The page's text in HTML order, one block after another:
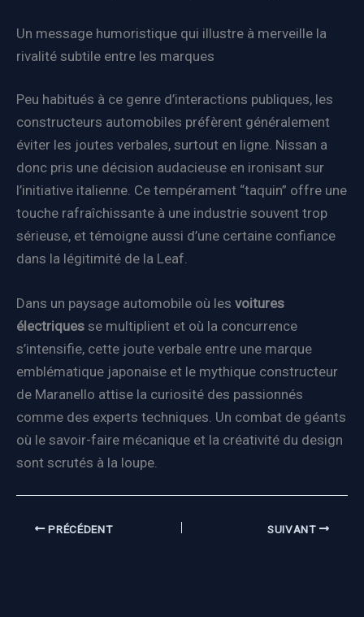
Un message humoristique qui illustre à merveille la
rivalité subtile entre les marques
Peu habitués à ce genre d’interactions publiques, les
constructeurs automobiles préfèrent généralement
éviter les joutes verbales, surtout en ligne. Nissan a
donc pris une décision audacieuse en ironisant sur
l’initiative italienne. Ce tempérament “taquin” offre une
touche rafraîchissante à une industrie souvent trop
sérieuse, et témoigne aussi d’une certaine confiance
dans la légitimité de la Leaf.
Dans un paysage automobile où les voitures
électriques se multiplient et où la concurrence
s’intensifie, cette joute verbale entre une marque
emblématique japonaise et le mythique constructeur
de Maranello attise la curiosité des passionnés
comme des experts techniques. Un combat de géants
où le savoir-faire mécanique et la créativité du design
sont scrutés à la loupe.
PRÉCÉDENT SUIVANT